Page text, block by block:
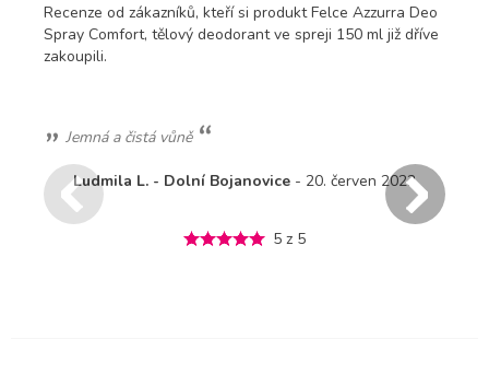
Recenze od zákazníků, kteří si produkt Felce Azzurra Deo
Spray Comfort, tělový deodorant ve spreji 150 ml již dříve
zakoupili.
Příjemná svěží vůně, která dlouho vydrží.
5 z 5
Danuše Š. - Přerov 2- 20. listopad 2024